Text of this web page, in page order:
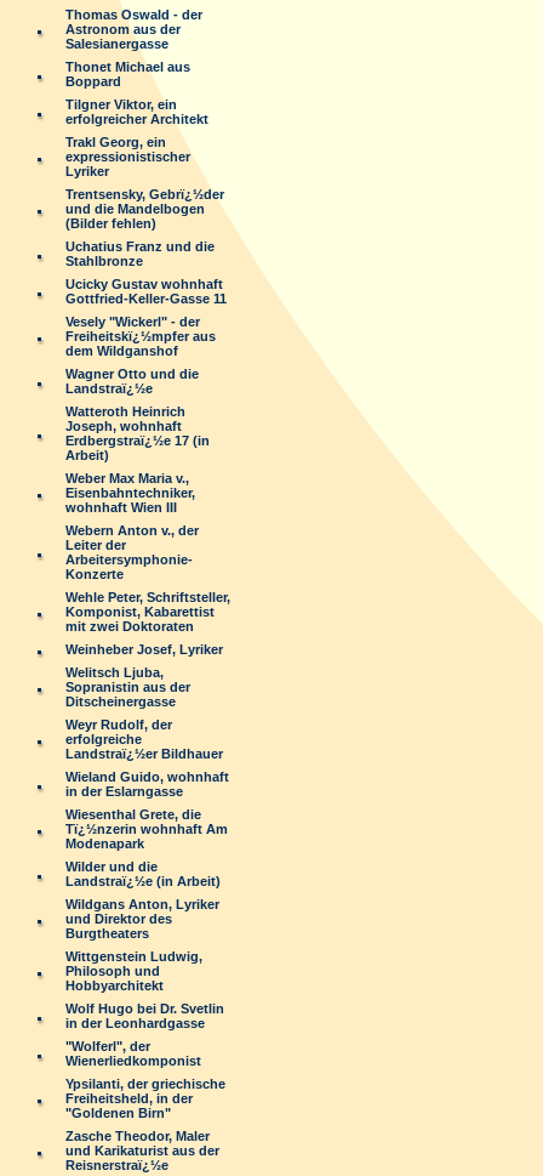
Thomas Oswald - der
Astronom aus der
Salesianergasse
Thonet Michael aus
Boppard
Tilgner Viktor, ein
erfolgreicher Architekt
Trakl Georg, ein
expressionistischer
Lyriker
Trentsensky, Gebrï¿½der
und die Mandelbogen
(Bilder fehlen)
Uchatius Franz und die
Stahlbronze
Ucicky Gustav wohnhaft
Gottfried-Keller-Gasse 11
Vesely "Wickerl" - der
Freiheitskï¿½mpfer aus
dem Wildganshof
Wagner Otto und die
Landstraï¿½e
Watteroth Heinrich
Joseph, wohnhaft
Erdbergstraï¿½e 17 (in
Arbeit)
Weber Max Maria v.,
Eisenbahntechniker,
wohnhaft Wien III
Webern Anton v., der
Leiter der
Arbeitersymphonie-
Konzerte
Wehle Peter, Schriftsteller,
Komponist, Kabarettist
mit zwei Doktoraten
Weinheber Josef, Lyriker
Welitsch Ljuba,
Sopranistin aus der
Ditscheinergasse
Weyr Rudolf, der
erfolgreiche
Landstraï¿½er Bildhauer
Wieland Guido, wohnhaft
in der Eslarngasse
Wiesenthal Grete, die
Tï¿½nzerin wohnhaft Am
Modenapark
Wilder und die
Landstraï¿½e (in Arbeit)
Wildgans Anton, Lyriker
und Direktor des
Burgtheaters
Wittgenstein Ludwig,
Philosoph und
Hobbyarchitekt
Wolf Hugo bei Dr. Svetlin
in der Leonhardgasse
"Wolferl", der
Wienerliedkomponist
Ypsilanti, der griechische
Freiheitsheld, in der
"Goldenen Birn"
Zasche Theodor, Maler
und Karikaturist aus der
Reisnerstraï¿½e